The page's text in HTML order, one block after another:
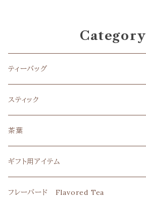
Category
ティーバッグ
スティック
清の葉衣
玄米一番煎茶
茶葉
ギフト用アイテム
フレーバード Flavored Tea